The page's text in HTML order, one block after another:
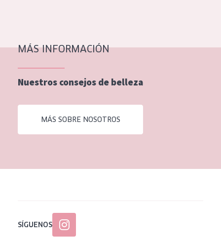
Piel normal y seca
Piel mixata o grasa
Piel madura
Piel expuesta al sol
Piel menopáusica
Todas las edades
MÁS INFORMACIÓN
Nuestros consejos de belleza
MÁS SOBRE NOSOTROS
SÍGUENOS